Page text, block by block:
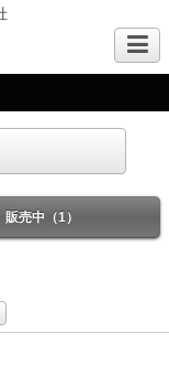
販売中（1）